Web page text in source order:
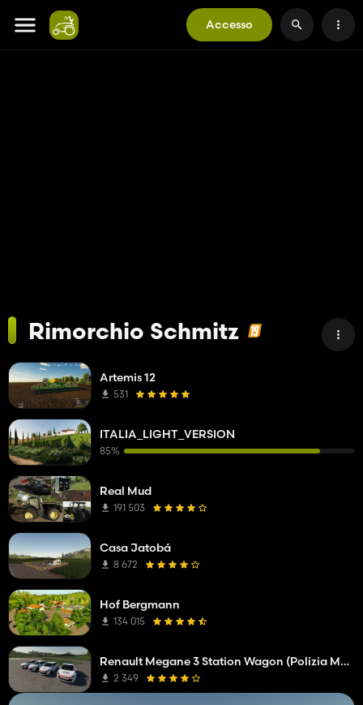
Accesso
Rimorchio Schmitz
Artemis 12
531
ITALIA_LIGHT_VERSION
85%
Real Mud
191 503
Casa Jatobá
8 672
Hof Bergmann
134 015
Renault Megane 3 Station Wagon (Polizia Municipale)
2 349